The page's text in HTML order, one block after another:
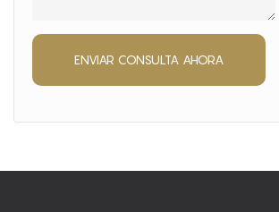
ENVIAR CONSULTA AHORA